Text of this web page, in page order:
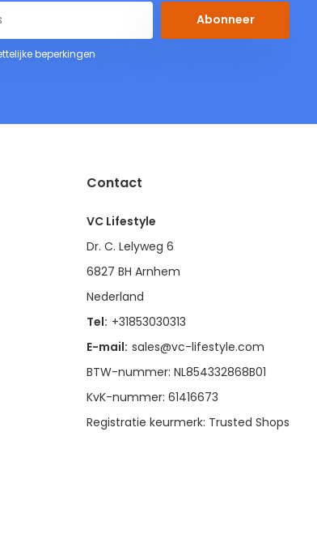
Abonneer
beperkingen
Contact
VC Lifestyle
Dr. C. Lelyweg 6
6827 BH Arnhem
Nederland
Tel: +31853030313
E-mail: sales@vc-lifestyle.com
BTW-nummer: NL854332868B01
KvK-nummer: 61416673
Registratie keurmerk: Trusted Shops